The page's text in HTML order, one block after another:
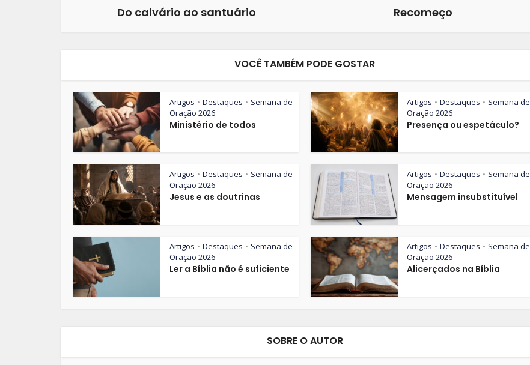
Do calvário ao santuário Recomeço
VOCÊ TAMBÉM PODE GOSTAR
Artigos • Destaques • Semana de
Oração 2026
Ministério de todos
Artigos • Destaques • Semana de
Oração 2026
Presença ou espetáculo?
Artigos • Destaques • Semana de
Oração 2026
Jesus e as doutrinas
Artigos • Destaques • Semana de
Oração 2026
Mensagem insubstituível
Artigos • Destaques • Semana de
Oração 2026
Ler a Bíblia não é suficiente
Artigos • Destaques • Semana de
Oração 2026
Alicerçados na Bíblia
SOBRE O AUTOR